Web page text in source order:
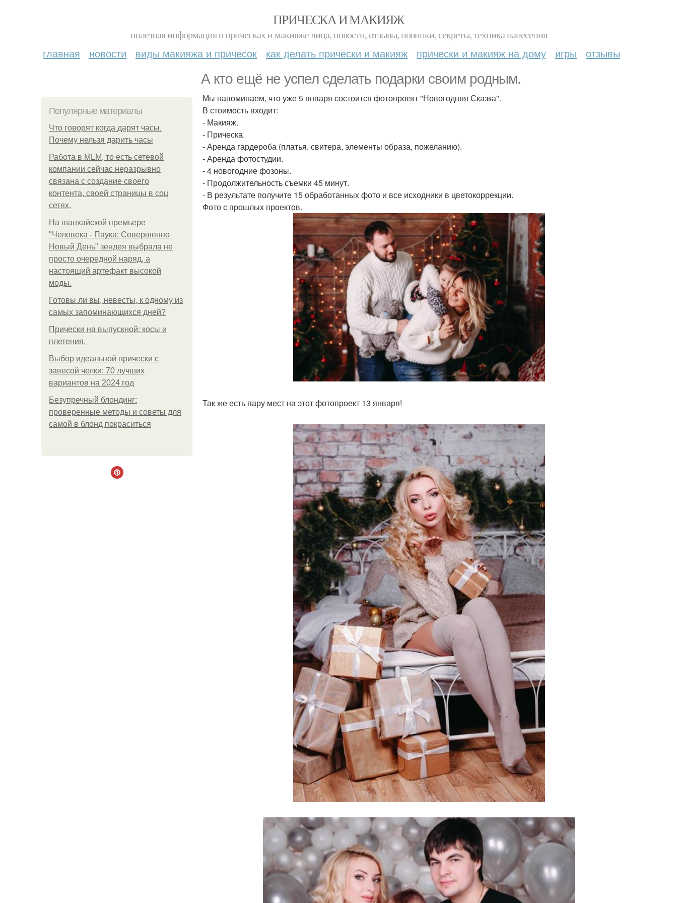
ПРИЧЕСКА И МАКИЯЖ
полезная информация о прическах и макияже лица, новости, отзывы, новинки, секреты, техника нанесения
главная новости виды макияжа и причесок как делать прически и макияж прически и макияж на дому игры отзывы
А кто ещё не успел сделать подарки своим родным.
Популярные материалы
Что говорят когда дарят часы.
Почему нельзя дарить часы
Работа в MLM, то есть сетевой
компании сейчас неразрывно
связана с создание своего
контента, своей страницы в соц
сетях.
На шанхайской премьере
"Человека - Паука: Совершенно
Новый День" зендея выбрала не
просто очередной наряд, а
настоящий артефакт высокой
моды.
Готовы ли вы, невесты, к одному из
самых запоминающихся дней?
Прически на выпускной: косы и
плетения.
Выбор идеальной прически с
завесой челки: 70 лучших
вариантов на 2024 год
Безупречный блондинг:
проверенные методы и советы для
самой в блонд покраситься
Мы напоминаем, что уже 5 января состоится фотопроект "Новогодняя Сказка".
В стоимость входит:
- Макияж.
- Прическа.
- Аренда гардероба (платья, свитера, элементы образа, пожеланию).
- Аренда фотостудии.
- 4 новогодние фозоны.
- Продолжительность съемки 45 минут.
- В результате получите 15 обработанных фото и все исходники в цветокоррекции.
Фото с прошлых проектов.
Так же есть пару мест на этот фотопроект 13 января!